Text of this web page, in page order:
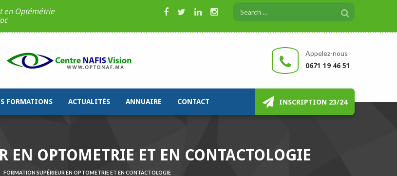
en Optémétrie
Appelez-nous
0671 19 46 51
FORMATIONS ACTUALITÉS ANNUAIRE CONTACT INSCRIPTION 23/24
EN OPTOMETRIE ET EN CONTACTOLOGIE
FORMATION SUPÉRIEUR EN OPTOMETRIE ET EN CONTACTOLOGIE